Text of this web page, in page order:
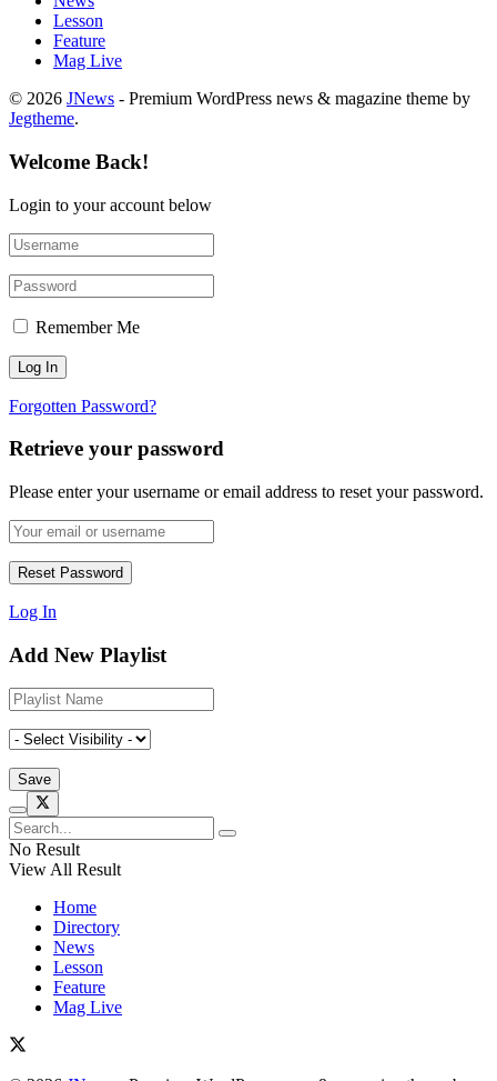
Lesson
Feature
Mag Live
© 2026 JNews - Premium WordPress news & magazine theme by
Jegtheme.
Welcome Back!
Login to your account below
Remember Me
Forgotten Password?
Retrieve your password
Please enter your username or email address to reset your password.
Log In
Add New Playlist
No Result
View All Result
Home
Directory
News
Lesson
Feature
Mag Live